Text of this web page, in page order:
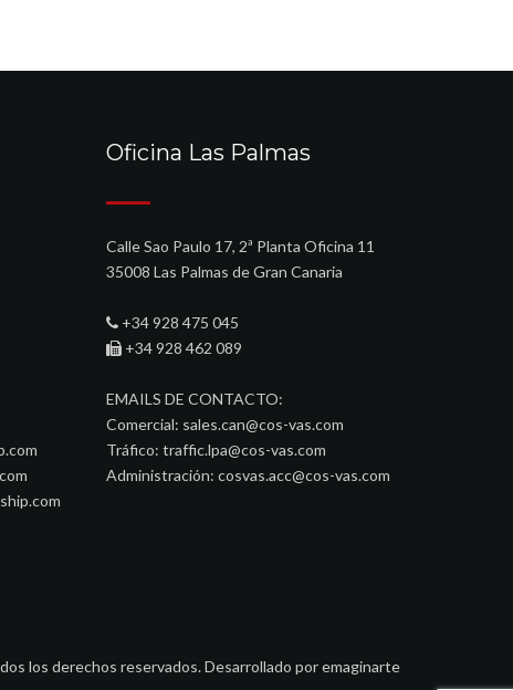
Oficina Las Palmas
Calle Sao Paulo 17, 2ª Planta Oficina 11
35008 Las Palmas de Gran Canaria
+34 928 475 045
+34 928 462 089
EMAILS DE CONTACTO:
Comercial: sales.can@cos-vas.com
Tráfico: traffic.lpa@cos-vas.com
Administración: cosvas.acc@cos-vas.com
los derechos reservados. Desarrollado poremaginarte